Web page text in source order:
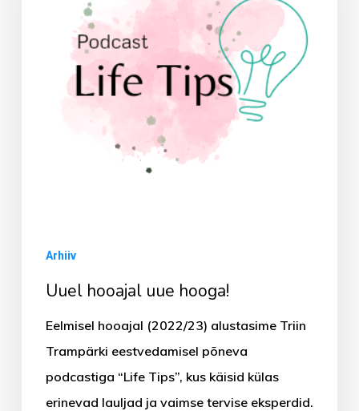
Arhiiv
Uuel hooajal uue hooga!
Eelmisel hooajal (2022/23) alustasime Triin
Trampärki eestvedamisel põneva
podcastiga “Life Tips”, kus käisid külas
erinevad lauljad ja vaimse tervise eksperdid.